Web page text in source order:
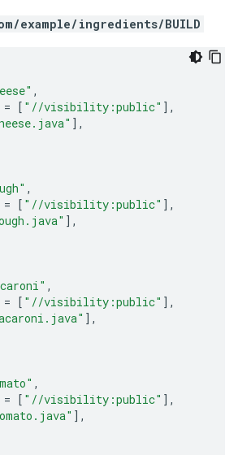
example/ingredients/BUILD
,
= [ "//visibility:public" ],
],
,
= [ "//visibility:public" ],
],
,
= [ "//visibility:public" ],
],
,
= [ "//visibility:public" ],
],